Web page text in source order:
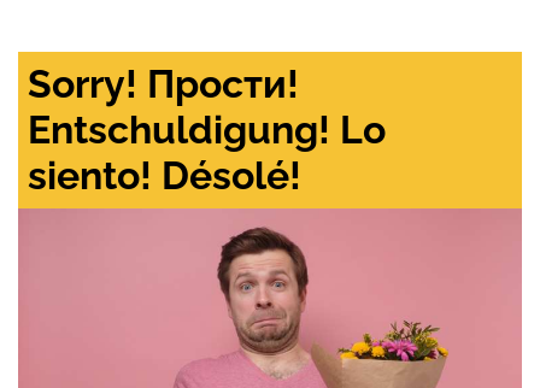
Sorry! Прости!
Entschuldigung! Lo
siento! Désolé!